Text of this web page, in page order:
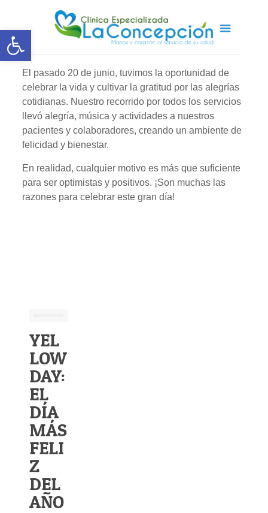
Abrir barra de herramientas
El pasado 20 de junio, tuvimos la oportunidad de
celebrar la vida y cultivar la gratitud por las alegrías
cotidianas. Nuestro recorrido por todos los servicios
llevó alegría, música y actividades a nuestros
pacientes y colaboradores, creando un ambiente de
felicidad y bienestar.
En realidad, cualquier motivo es más que suficiente
para ser optimistas y positivos. ¡Son muchas las
razones para celebrar este gran día!
YEL
LOW
DAY:
EL
DÍA
MÁS
FELI
Z
DEL
AÑO